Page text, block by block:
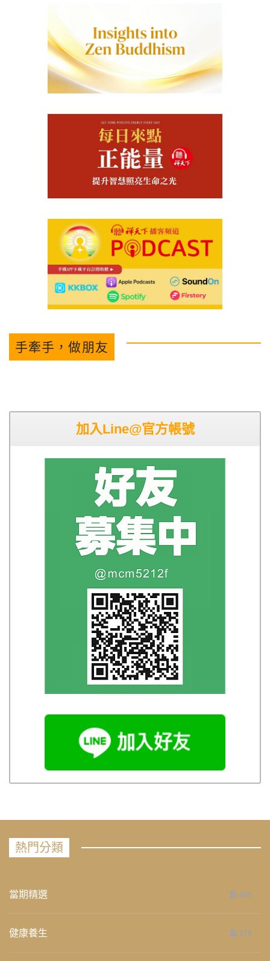
手牽手，做朋友
加入Line@官方帳號
熱門分類
當期精選 658
健康養生 276